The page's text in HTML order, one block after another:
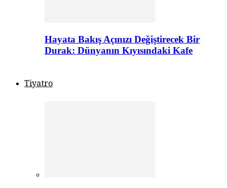
Hayata Bakış Açınızı Değiştirecek Bir
Durak: Dünyanın Kıyısındaki Kafe
Tiyatro